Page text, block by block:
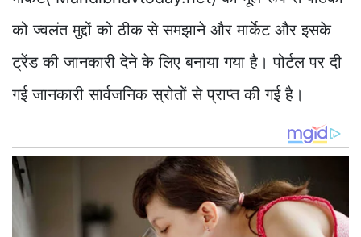
को ज्वलंत मुद्दों को ठीक से समझाने और मार्केट और इसके
ट्रेंड की जानकारी देने के लिए बनाया गया है। पोर्टल पर दी
गई जानकारी सार्वजनिक स्रोतों से प्राप्त की गई है।